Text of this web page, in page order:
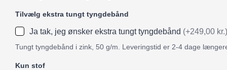
Tilvælg ekstra tungt tyngdebånd
Ja tak, jeg ønsker ekstra tungt tyngdebånd (+249,00 kr.)
Tungt tyngdebånd i zink, 50 g/m. Leveringstid er 2-4 dage
Kun stof